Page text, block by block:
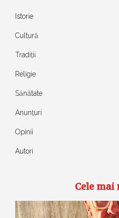
Istorie
Cultură
Tradiții
Religie
Sănătate
Anunțuri
Opinii
Autori
Cele mai